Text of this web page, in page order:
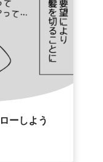
ーしよう